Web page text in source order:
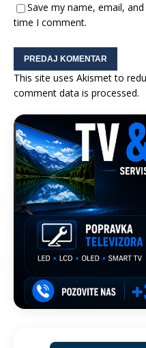
Save my name, email,
time I comment.
This site uses Akismet to
comment data is processed.